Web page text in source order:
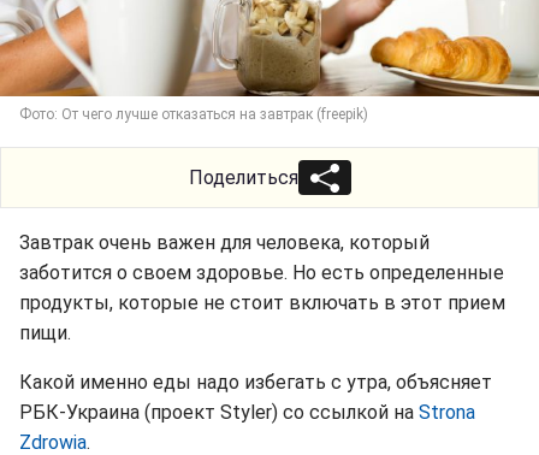
Фото: От чего лучше отказаться на завтрак (freepik)
Поделиться
Завтрак очень важен для человека, который
заботится о своем здоровье. Но есть определенные
продукты, которые не стоит включать в этот прием
пищи.
Какой именно еды надо избегать с утра, объясняет
РБК-Украина (проект Styler) со ссылкой на Strona
Zdrowia.